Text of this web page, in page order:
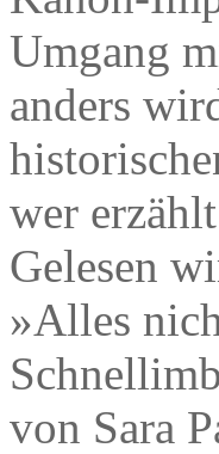
Umgang
anders
wer
Gelesen
»Alles
von Sara